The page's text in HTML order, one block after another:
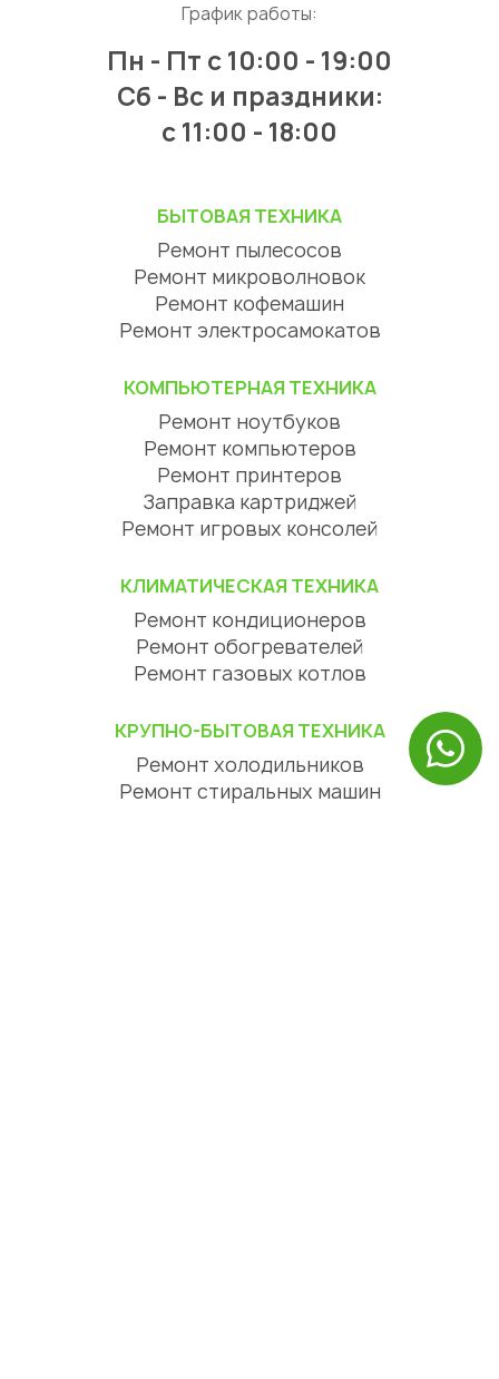
График работы:
Пн - Пт с 10:00 - 19:00
Сб - Вс и праздники:
c 11:00 - 18:00
БЫТОВАЯ ТЕХНИКА
Ремонт пылесосов
Ремонт микроволновок
Ремонт кофемашин
Ремонт электросамокатов
КОМПЬЮТЕРНАЯ ТЕХНИКА
Ремонт ноутбуков
Ремонт компьютеров
Ремонт принтеров
Заправка картриджей
Ремонт игровых консолей
КЛИМАТИЧЕСКАЯ ТЕХНИКА
Ремонт кондиционеров
Ремонт обогревателей
Ремонт газовых котлов
КРУПНО-БЫТОВАЯ ТЕХНИКА
Ремонт холодильников
Ремонт стиральных машин